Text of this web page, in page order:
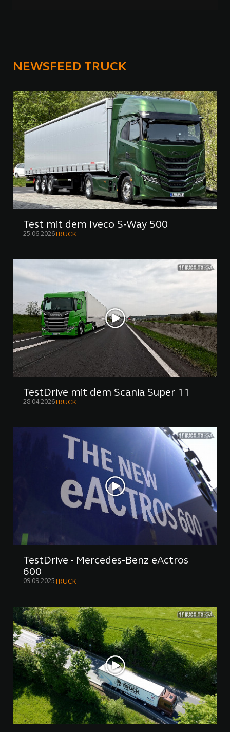
NEWSFEED TRUCK
Test mit dem Iveco S-Way 500
25.06.2026 TRUCK
TestDrive mit dem Scania Super 11
28.04.2026 TRUCK
TestDrive - Mercedes-Benz eActros
600
09.09.2025 TRUCK